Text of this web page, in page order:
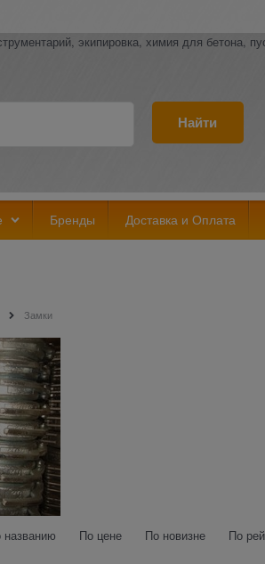
экипировка, химия для бетона,
Найти
Бренды Доставка и Оплата
Замки
названию По цене По новизне По